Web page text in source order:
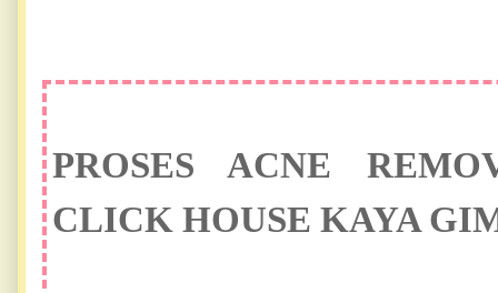
PROSES ACNE
CLICK HOUSE KAYA